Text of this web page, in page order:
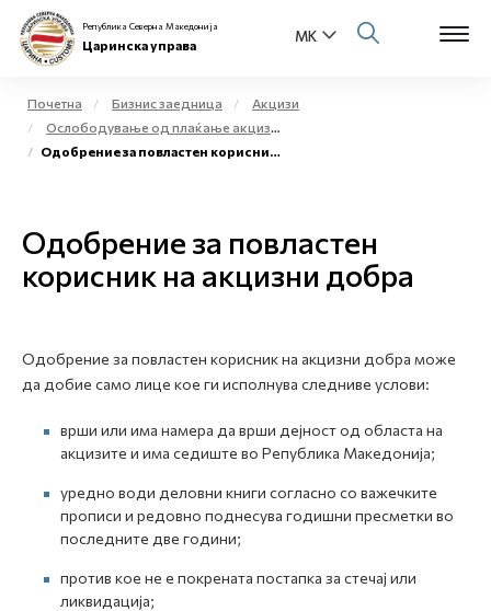
За нас
Бизнис заедница
Open
Медиа центар
Контакт
Е-Весник
Република Северна Македонија
Царинска управа
Почетна Бизнис заедница
Акцизи
Ослободување од плаќање акциза и повластено користење на акцизни добра
Одобрение за повластен корисник на акцизни добра
Одобрение за повластен
корисник на акцизни добра
Одобрение за повластен корисник на акцизни добра може
да добие само лице кое ги исполнува следниве услови:
врши или има намера да врши дејност од областа на
акцизите и има седиште во Република Македонија;
уредно води деловни книги согласно со важечките
прописи и редовно поднесува годишни пресметки во
последните две години;
против кое не е покрената постапка за стечај или
ликвидација;